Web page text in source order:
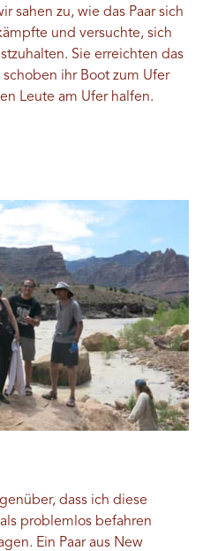
sahen zu, wie das Paar sich
und versuchte, sich
Sie erreichten das
ihr Boot zum Ufer
Leute am Ufer halfen.
dass ich diese
problemlos befahren
Ein Paar aus New